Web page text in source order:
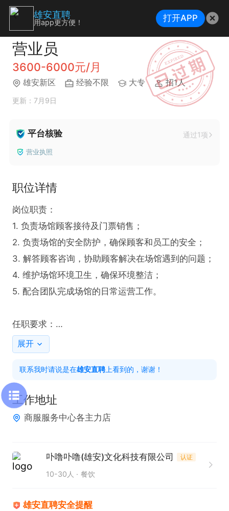
营业员
3600-6000元/月
雄安新区 经验不限 大专 招1人
更新：7月9日
平台核验 通过1项
营业执照
职位详情
岗位职责：
1. 负责场馆顾客接待及门票销售；
2. 负责场馆的安全防护，确保顾客和员工的安全；
3. 解答顾客咨询，协助顾客解决在场馆遇到的问题；
4. 维护场馆环境卫生，确保环境整洁；
5. 配合团队完成场馆的日常运营工作。
任职要求：
1. 大专以上学历，2年以上销售、店员工作经验；
3.有责任心，能够独立处理和解决问题；
4.对安全防护有一定的认识和理解；
4. 有团队合作精神，能够配合团队完成任务。
底薪3600+提成；
展开
联系我时请说是在雄安直聘 上看到的，谢谢！
工作地址
商服服务中心各主力店
卟噜卟噜(雄安)文化科技有限公司 认证
10-30人 餐饮
雄安直聘安全提醒
雄安直聘
用app更方便！ 打开APP